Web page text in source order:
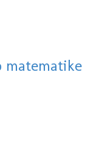
matematike